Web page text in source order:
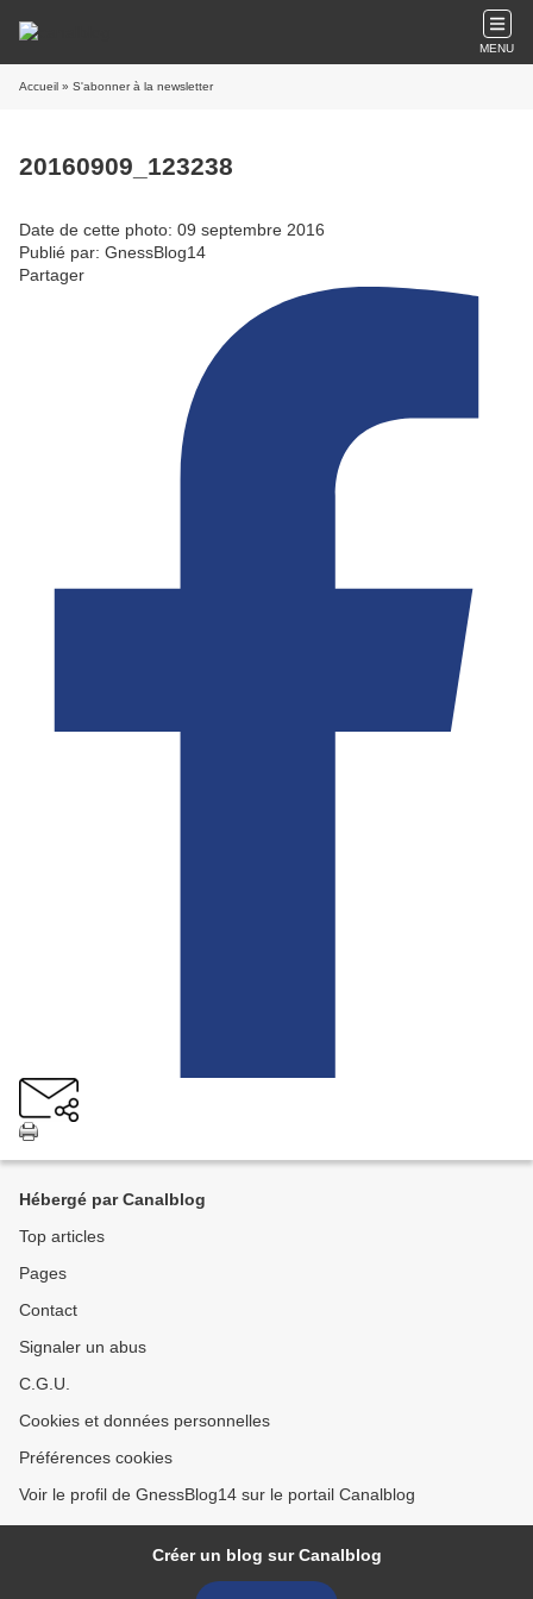
MENU
Accueil » S'abonner à la newsletter
20160909_123238
Date de cette photo: 09 septembre 2016
Publié par: GnessBlog14
Partager
Hébergé par Canalblog
Top articles
Pages
Contact
Signaler un abus
C.G.U.
Cookies et données personnelles
Préférences cookies
Voir le profil de GnessBlog14 sur le portail Canalblog
Créer un blog sur Canalblog